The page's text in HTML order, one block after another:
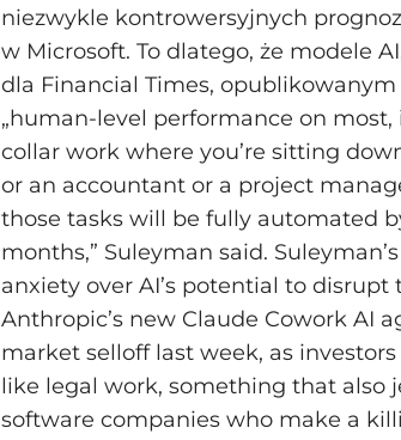
niezwykle kontrowersyjnych
w Microsoft. To dlatego, że modele
dla Financial Times,
„human-level performance on most,
collar work where you’re sitting
or an accountant or a project
those tasks will be fully automated
months,” Suleyman said.
anxiety over AI’s potential to
Anthropic’s new Claude Cowork AI
market selloff last week, as
like legal work, something that also
software companies who make a